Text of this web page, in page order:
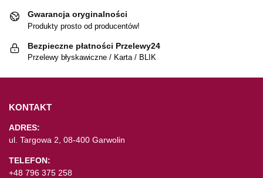
Gwarancja oryginalności
Produkty prosto od producentów!
Bezpieczne płatności Przelewy24
Przelewy błyskawiczne / Karta / BLIK
KONTAKT
ADRES:
ul. Targowa 2, 08-400 Garwolin
TELEFON:
+48 796 375 258